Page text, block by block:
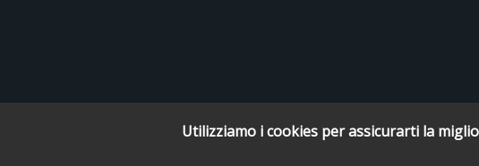
Utilizziamo i cookies per assicurarti la